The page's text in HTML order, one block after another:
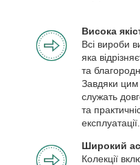
Висока
Всі вироби
яка
та
Завдяки цим
служать
та
експлуатації.
Широкий
Колекції